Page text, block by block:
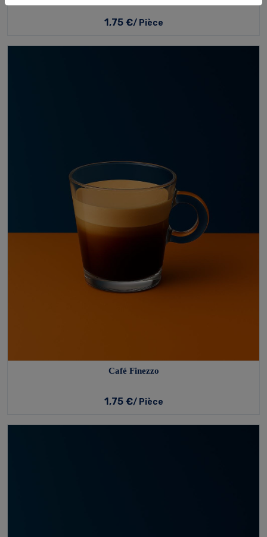
1,75 €/ Pièce
Café Finezzo
1,75 €/ Pièce